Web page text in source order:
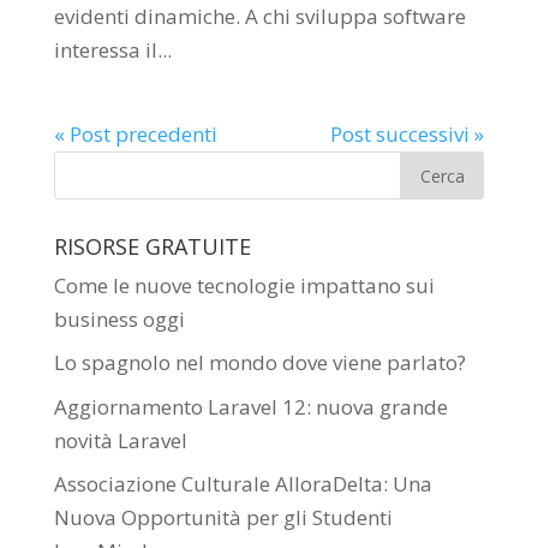
evidenti dinamiche. A chi sviluppa software
interessa il...
« Post precedenti Post successivi »
RISORSE GRATUITE
Come le nuove tecnologie impattano sui
business oggi
Lo spagnolo nel mondo dove viene parlato?
Aggiornamento Laravel 12: nuova grande
novità Laravel
Associazione Culturale AlloraDelta: Una
Nuova Opportunità per gli Studenti